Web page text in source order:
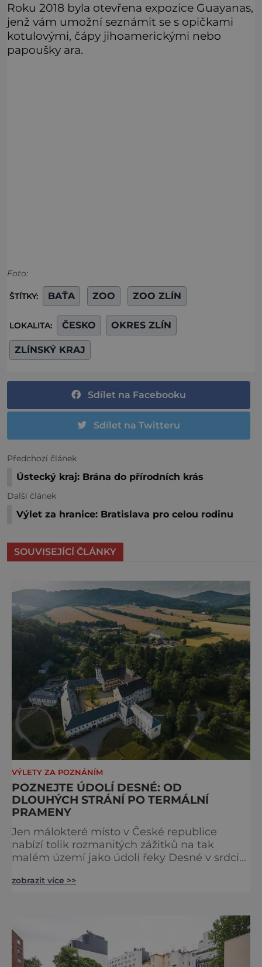
Roku 2018 byla otevřena expozice Guayanas,
jenž vám umožní seznámit se s opičkami
kotulovými, čápy jihoamerickými nebo
papoušky ara.
Foto:
ŠTÍTKY: BAŤA ZOO ZOO ZLÍN
LOKALITA: ČESKO OKRES ZLÍN
ZLÍNSKÝ KRAJ
Sdílet na Facebooku
Sdílet na Twitteru
Předchozí článek
Ústecký kraj: Brána do přírodních krás
Další článek
Výlet za hranice: Bratislava pro celou rodinu
SOUVISEJÍCÍ ČLÁNKY
VÝLETY ZA POZNÁNÍM
POZNEJTE ÚDOLÍ DESNÉ: OD
DLOUHÝCH STRÁNÍ PO TERMÁLNÍ
PRAMENY
Jen málokteré místo v České republice
nabízí tolik rozmanitých zážitků na tak
malém území jako údolí řeky Desné v srdci
nahlédnout do útrob jedné z
na koloběžce a den zakončit poznáváním
památek ve Velkých Losinách nebo v
termálním parku. [caption
id="attachment_92379" align="
zobrazit více >>